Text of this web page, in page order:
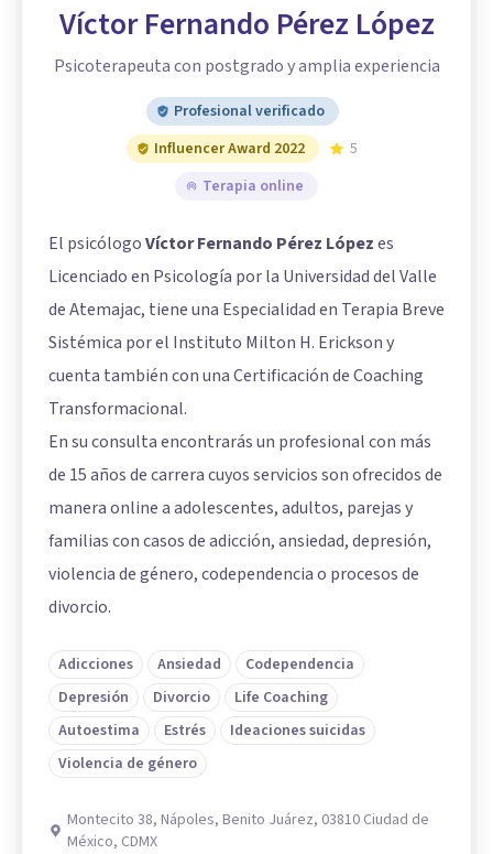
Víctor Fernando Pérez López
Psicoterapeuta con postgrado y amplia experiencia
Profesional verificado
Influencer Award 2022
5
Terapia online
El psicólogoVíctor Fernando Pérez Lópezes
Licenciado en Psicología por la Universidad del Valle
de Atemajac, tiene una Especialidad en Terapia Breve
Sistémica por el Instituto Milton H. Erickson y
cuenta también con una Certificación de Coaching
Transformacional.
En su consulta encontrarás un profesional con más
de 15 años de carrera cuyos servicios son ofrecidos de
manera online a adolescentes, adultos, parejas y
familias con casos de adicción, ansiedad, depresión,
violencia de género, codependencia o procesos de
divorcio.
Adicciones Ansiedad
Codependencia
Depresión
Divorcio
Life Coaching
Autoestima
Estrés
Ideaciones suicidas
Violencia de género
Montecito 38, Nápoles, Benito Juárez, 03810 Ciudad de
México, CDMX